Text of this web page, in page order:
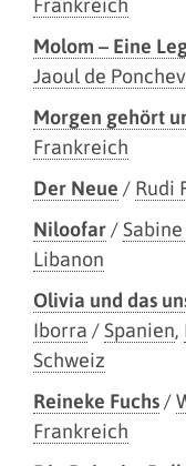
Molom – Eine
Jaoul de
Morgen gehört
Frankreich
Der Neue / Rudi
Niloofar/
Libanon
Olivia und das
Iborra /Spanien,
Schweiz
Reineke Fuchs/
Frankreich